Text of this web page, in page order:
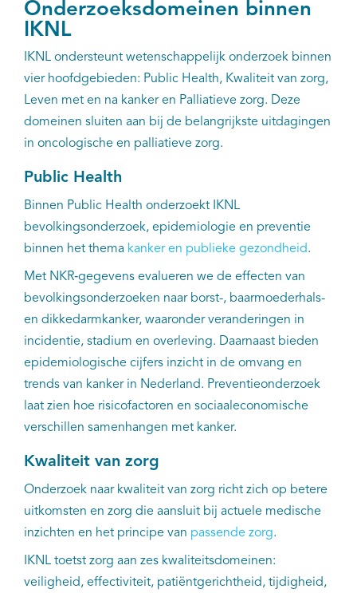
Onderzoeksdomeinen binnen
IKNL
IKNL ondersteunt wetenschappelijk onderzoek binnen
vier hoofdgebieden: Public Health, Kwaliteit van zorg,
Leven met en na kanker en Palliatieve zorg. Deze
domeinen sluiten aan bij de belangrijkste uitdagingen
in oncologische en palliatieve zorg.
Public Health
Binnen Public Health onderzoekt IKNL
bevolkingsonderzoek, epidemiologie en preventie
binnen het thema kanker en publieke gezondheid.
Met NKR‑gegevens evalueren we de effecten van
bevolkingsonderzoeken naar borst-, baarmoederhals-
en dikkedarmkanker, waaronder veranderingen in
incidentie, stadium en overleving. Daarnaast bieden
epidemiologische cijfers inzicht in de omvang en
trends van kanker in Nederland. Preventieonderzoek
laat zien hoe risicofactoren en sociaaleconomische
verschillen samenhangen met kanker.
Kwaliteit van zorg
Onderzoek naar kwaliteit van zorg richt zich op betere
uitkomsten en zorg die aansluit bij actuele medische
inzichten en het principe van passende zorg.
IKNL toetst zorg aan zes kwaliteitsdomeinen:
veiligheid, effectiviteit, patiëntgerichtheid, tijdigheid,